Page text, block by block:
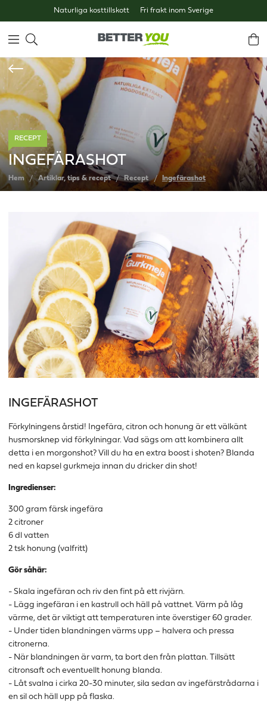
Naturliga kosttillskott Fri frakt inom Sverige
RECEPT
INGEFÄRASHOT
Hem Artiklar, tips & recept Recept Ingefärashot
INGEFÄRASHOT
Förkylningens årstid! Ingefära, citron och honung är ett välkänt
husmorsknep vid förkylningar. Vad sägs om att kombinera allt
detta i en morgonshot? Vill du ha en extra boost i shoten? Blanda
ned en kapsel gurkmeja innan du dricker din shot!
Ingredienser:
300 gram färsk ingefära
2 citroner
6 dl vatten
2 tsk honung (valfritt)
Gör såhär:
- Skala ingefäran och riv den fint på ett rivjärn.
- Lägg ingefäran i en kastrull och häll på vattnet. Värm på låg
värme, det är viktigt att temperaturen inte överstiger 60 grader.
- Under tiden blandningen värms upp – halvera och pressa
citronerna.
- När blandningen är varm, ta bort den från plattan. Tillsätt
citronsaft och eventuellt honung blanda.
- Låt svalna i cirka 20-30 minuter, sila sedan av ingefärstrådarna i
en sil och häll upp på flaska.